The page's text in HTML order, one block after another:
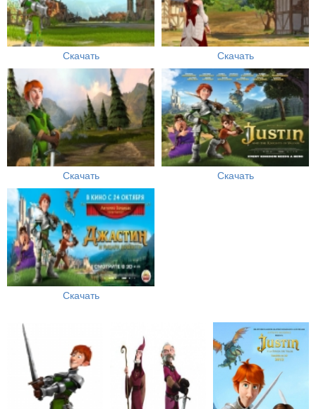
Скачать Скачать
Скачать Скачать
Скачать